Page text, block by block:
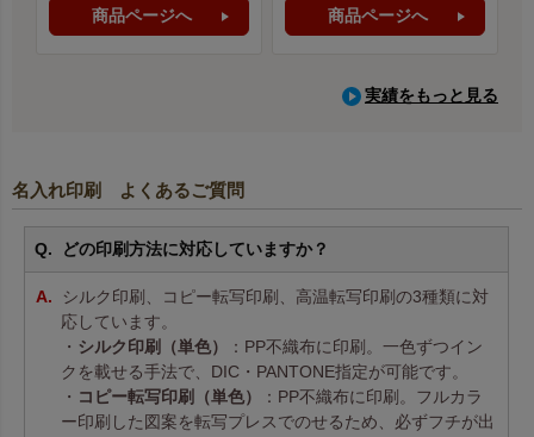
商品ページへ 商品ページへ
実績をもっと見る
名入れ印刷 よくあるご質問
どの印刷方法に対応していますか？
シルク印刷、コピー転写印刷、高温転写印刷の3種類に対
応しています。
・ シルク印刷（単色）
：PP不織布に印刷。一色ずつイン
クを載せる手法で、DIC・PANTONE指定が可能です。
・ コピー転写印刷（単色）
：PP不織布に印刷。フルカラ
ー印刷した図案を転写プレスでのせるため、必ずフチが出